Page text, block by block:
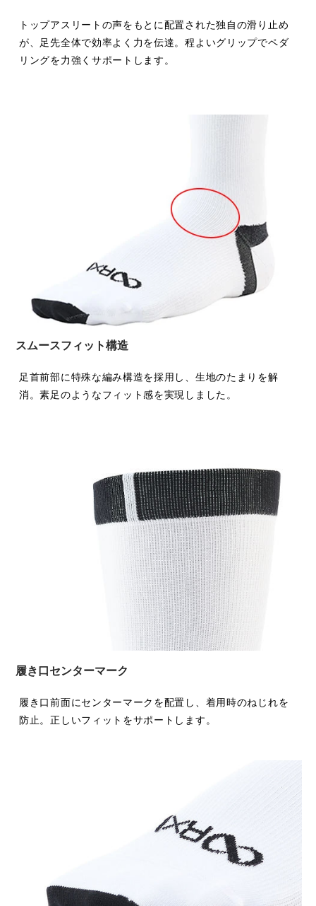
トップアスリートの声をもとに配置された独自の滑り止め
が、足先全体で効率よく力を伝達。程よいグリップでペダ
リングを力強くサポートします。
スムースフィット構造
足首前部に特殊な編み構造を採用し、生地のたまりを解
消。素足のようなフィット感を実現しました。
履き口センターマーク
履き口前面にセンターマークを配置し、着用時のねじれを
防止。正しいフィットをサポートします。